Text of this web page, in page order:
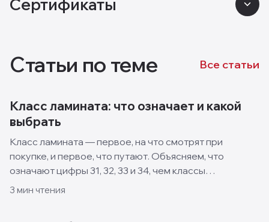
Сертификаты
Статьи по теме Все статьи
Класс ламината: что означает и какой
выбрать
Класс ламината — первое, на что смотрят при
покупке, и первое, что путают. Объясняем, что
означают цифры 31, 32, 33 и 34, чем классы
отличаются и какой выбрать для квартиры, кухни и
3 мин чтения